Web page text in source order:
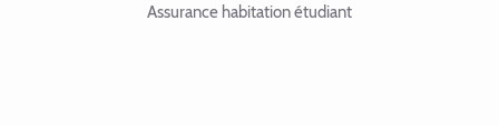
Assurance habitation étudiant